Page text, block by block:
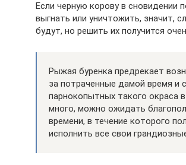
Если черную корову в сновидении
выгнать или уничтожить, значит,
будут, но решить их получится
Рыжая буренка предрекает
за потраченные дамой время и
парнокопытных такого окраса
много, можно ожидать
времени, в течение которого
исполнить все свои